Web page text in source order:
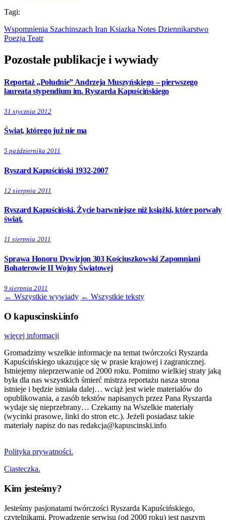
Tagi:
Wspomnienia Szachinszach Iran Ksiazka Notes Dziennikarstwo
Poezja Teatr
Pozostałe publikacje i wywiady
Reportaż „Południe” Andrzeja Muszyńskiego – pierwszego
laureata stypendium im. Ryszarda Kapuścińskiego
31 stycznia 2012
Świat, którego już nie ma
5 października 2011
Ryszard Kapuściński 1932-2007
12 sierpnia 2011
Ryszard Kapuściński. Życie barwniejsze niż książki, które porwały
świat.
11 sierpnia 2011
Sprawa Honoru Dywizjon 303 Kościuszkowski Zapomniani
Bohaterowie II Wojny Światowej
9 sierpnia 2011
← Wszystkie wywiady ← Wszystkie teksty
O kapuscinski.info
więcej informacji
Gromadzimy wszelkie informacje na temat twórczości Ryszarda
Kapuścińskiego ukazujące się w prasie krajowej i zagranicznej.
Istniejemy nieprzerwanie od 2000 roku. Pomimo wielkiej straty jaką
była dla nas wszystkich śmierć mistrza reportażu nasza strona
istnieje i będzie istniała dalej… wciąż jest wiele materiałów do
opublikowania, a zasób tekstów napisanych przez Pana Ryszarda
wydaje się nieprzebrany… Czekamy na Wszelkie materiały
(wycinki prasowe, linki do stron etc.). Jeżeli posiadasz takie
materiały napisz do nas redakcja@kapuscinski.info
Polityka prywatności.
Ciasteczka.
Kim jesteśmy?
Jesteśmy pasjonatami twórczości Ryszarda Kapuścińskiego,
czytelnikami. Prowadzenie serwisu (od 2000 roku) jest naszym